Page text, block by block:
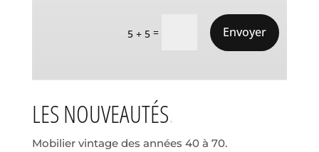
5 + 5 = Envoyer
LES NOUVEAUTÉS
Mobilier vintage des années 40 à 70.